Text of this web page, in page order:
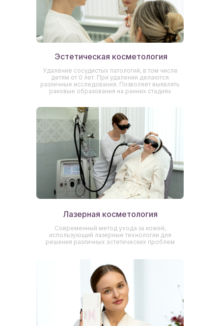
Современный метод ухода за кожей,
использующий лазерные технологии для
решения различных эстетических проблем
Удаление сосудистых патологий, в том числе
детям от 0 лет. При удалении делаются
различные исследования. Позволяет выявлять
раковые образования на ранних стадиях
Эстетическая косметология
Лазерная косметология